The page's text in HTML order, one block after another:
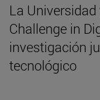
La
Challenge in
investigación
tecnológico